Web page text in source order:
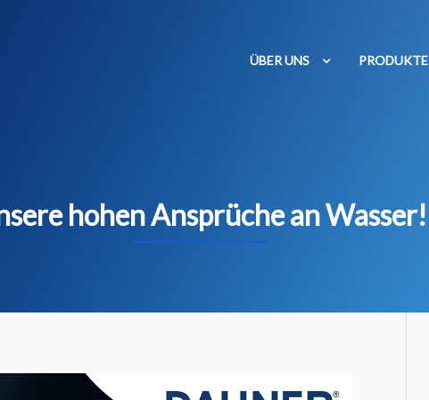
ÜBER UNS PRODUKTE
hohen Ansprüche an Wasser!